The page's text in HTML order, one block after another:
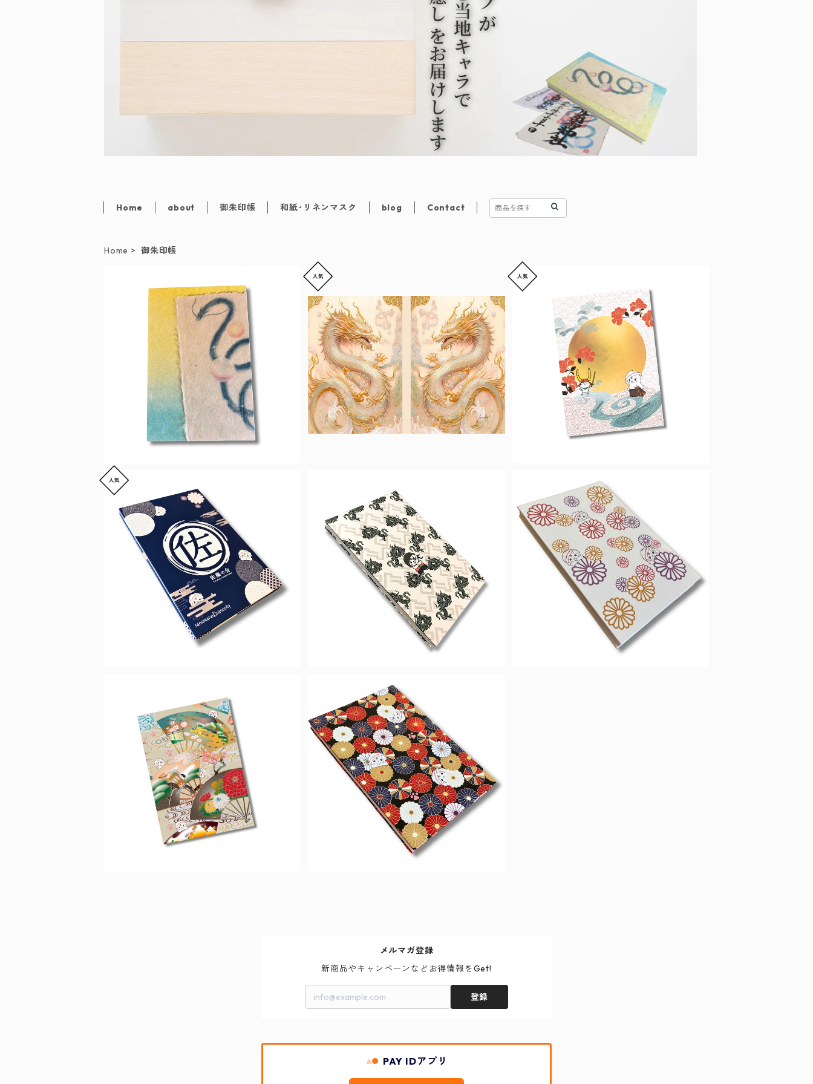
Home about 御朱印帳 和紙･リネンマスク blog Contact
Home 御朱印帳
【飛駒和紙】御朱印帳 青龍
¥4,000
【飛駒和紙】御朱印帳 虹龍
¥3,500
【限定コラボ】さのまる×ひこにゃん 御朱
印帳 ・満月
¥2,100
【佐藤さんのルーツ】さのまる御朱印帳 佐
藤の会
¥1,980
【転機の一冊】さのまる御朱印帳
¥1,980
【定番・王道】さのまる御朱印帳（菊柄）
¥1,980
【上品な遊び心】さのまる御朱印帳（扇）
¥1,980
【御朱印が主役】さのまる御朱印帳（黒
菊）
¥1,980
メルマガ登録
新商品やキャンペーンなどお得情報をGet!
登録
PAY IDアプリ